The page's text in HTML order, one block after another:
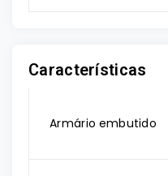
Características
Armário embutido